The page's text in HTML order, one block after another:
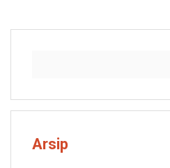
Arsip